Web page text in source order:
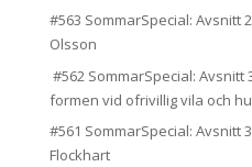
#563 SommarSpecial: Avsnitt
Olsson
#562 SommarSpecial:
formen vid ofrivillig vila och
#561 SommarSpecial: Avsnitt
Flockhart